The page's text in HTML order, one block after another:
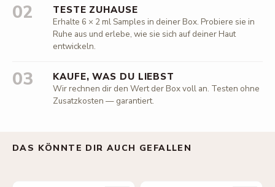
02 TESTE ZUHAUSE
Erhalte 6 × 2 ml Samples in deiner Box. Probiere sie in
Ruhe aus und erlebe, wie sie sich auf deiner Haut
entwickeln.
03 KAUFE, WAS DU LIEBST
Wir rechnen dir den Wert der Box voll an. Testen ohne
Zusatzkosten — garantiert.
DAS KÖNNTE DIR AUCH GEFALLEN